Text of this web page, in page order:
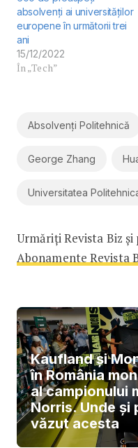
absolvenți ai universităților
europene în următorii trei
ani
15/12/2022
În „Tech”
Absolvenți Politehnică
George Zhang
Universitatea
Urmăriți Revista Biz și
Abonamente Revista
Kaufland și
în România
al campionului
Norris. Unde și
văzut acesta